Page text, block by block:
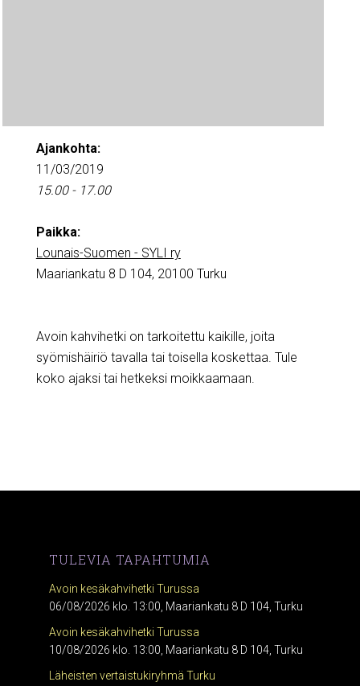
Ajankohta:
11/03/2019
15.00 - 17.00
Paikka:
Lounais-Suomen - SYLI ry
Maariankatu 8 D 104, 20100 Turku
Avoin kahvihetki on tarkoitettu kaikille, joita
syömishäiriö tavalla tai toisella koskettaa. Tule
koko ajaksi tai hetkeksi moikkaamaan.
TULEVIA TAPAHTUMIA
Avoin kesäkahvihetki Turussa
06/08/2026 klo. 13:00, Maariankatu 8 D 104, Turku
Avoin kesäkahvihetki Turussa
10/08/2026 klo. 13:00, Maariankatu 8 D 104, Turku
Läheisten vertaistukiryhmä Turku